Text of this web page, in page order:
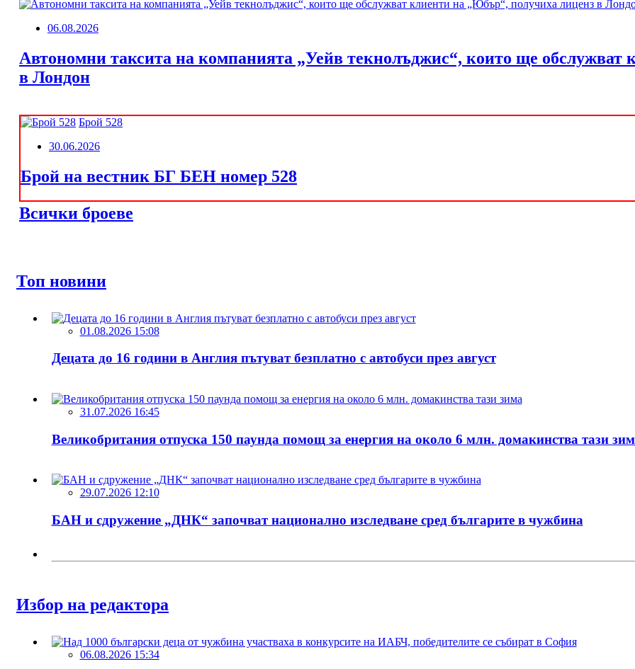
06.08.2026
Автономни таксита на компанията „Уейв текнолъджис“, които ще
в Лондон
Брой 528
30.06.2026
Брой на вестник БГ БЕН номер 528
Всички броеве
Топ новини
01.08.2026 15:08
Децата до 16 години в Англия пътуват безплатно с автобуси през август
31.07.2026 16:45
Великобритания отпуска 150 паунда помощ за енергия на около 6 млн. домакинства тази
29.07.2026 12:10
БАН и сдружение „ДНК“ започват национално изследване сред българите в чужбина
Избор на редактора
06.08.2026 15:34